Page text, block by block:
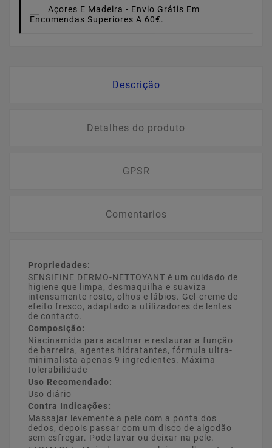
Açores E Madeira - Envio Grátis Em
Encomendas Superiores A 60€.
Descrição
Detalhes do produto
GPSR
Comentarios
Propriedades:
SENSIFINE DERMO-NETTOYANT é um cuidado de
higiene que limpa, desmaquilha e suaviza
intensamente rosto, olhos e lábios. Gel-creme de
efeito fresco, adaptado a utilizadores de lentes
de contacto.
Composição:
Niacinamida para acalmar e restaurar a função
de barreira, agentes hidratantes, fórmula ultra-
minimalista apenas 9 ingredientes. Máxima
tolerabilidade
Uso Recomendado:
Uso diário
Contra Indicações:
Massajar levemente a pele com a ponta dos
dedos, depois passar com um disco de algodão
sem esfregar. Pode lavar ou deixar na pele.